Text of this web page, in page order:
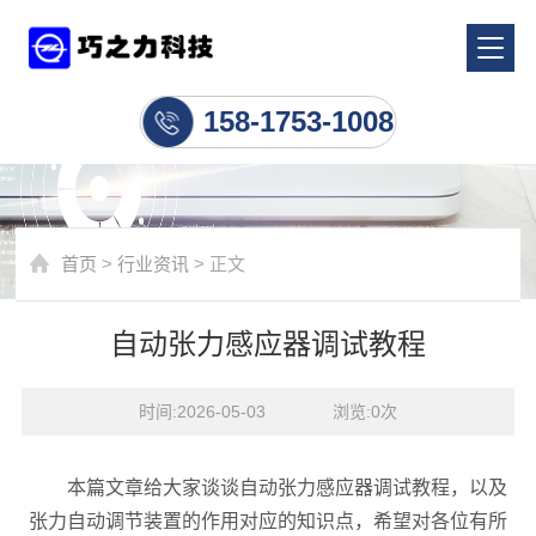
158-1753-1008
首页 >行业资讯 > 正文
自动张力感应器调试教程
时间:2026-05-03    浏览:0次
本篇文章给大家谈谈自动张力感应器调试教程，以及
张力自动调节装置的作用对应的知识点，希望对各位有所